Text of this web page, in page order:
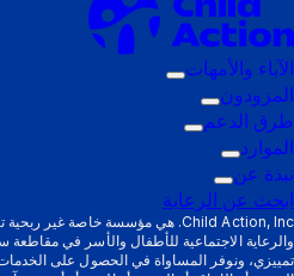
الآباء والأمهات
قائمة
والأمهات
المزودون
قائمة
التشغيل
المزودون
طرق الدعم
قائمة
الفرعية:
طرق
الدعم
الموارد
قائمة
التشغيل
الفرعية:
الموارد
نبذة عن
قائمة
التشغيل
الفرعية:
نبذة
ابحث عن الرعاية
والرعاية الاجتماعية للأطفال والأسر في
تمييزي، ونوفر المساواة في الحصول على